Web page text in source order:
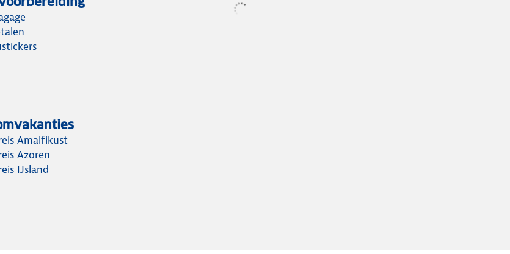
Amalfikust
Azoren
IJsland